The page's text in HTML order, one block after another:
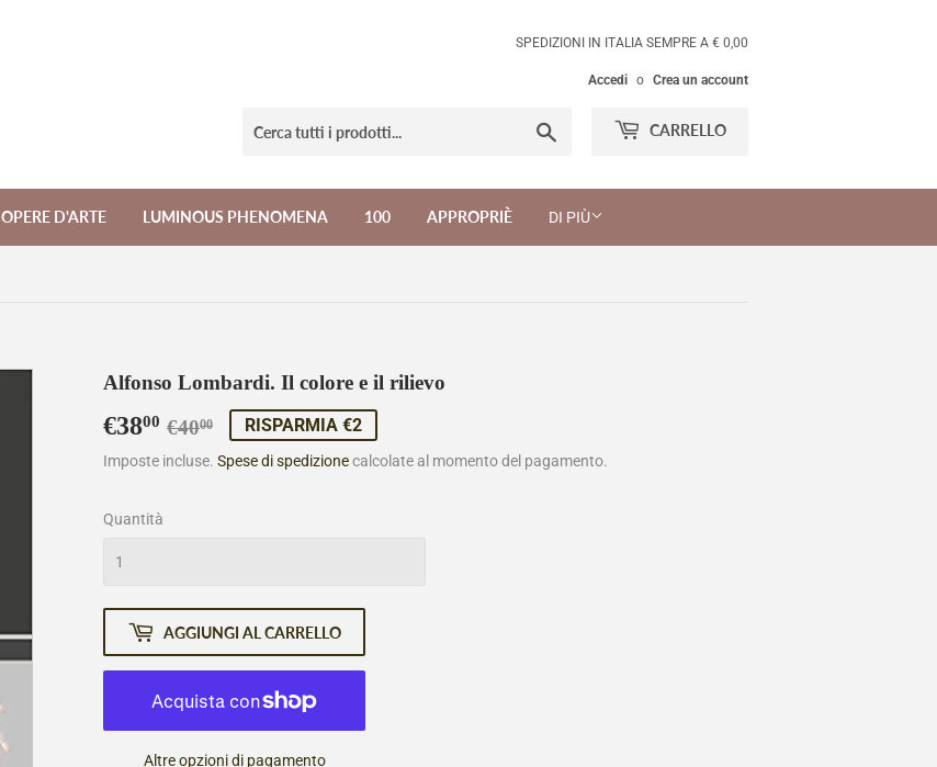
SPEDIZIONI IN ITALIA SEMPRE A € 0,00
Accedi o Crea un account
CARRELLO
OPERE D'ARTE LUMINOUS PHENOMENA 100 APPROPRIÈ DI PIÙ
Alfonso Lombardi. Il colore e il rilievo
€3800 €4000
Prezzo
di
€40,00
Prezzo
scontato
€38,00
RISPARMIA €2
Imposte incluse. Spese di spedizionecalcolate al momento del pagamento.
Quantità
AGGIUNGI AL CARRELLO
Altre opzioni di pagamento